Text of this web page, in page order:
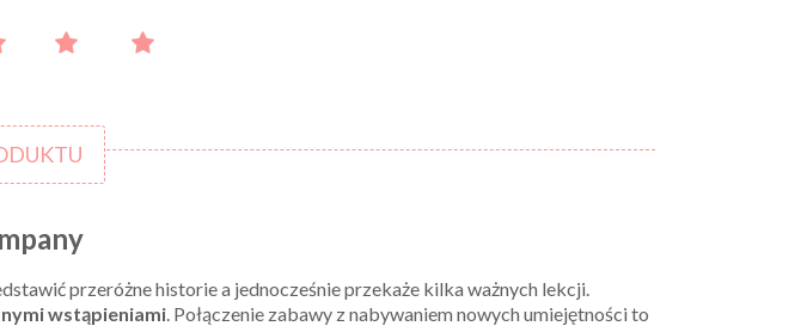
przeróżne historie a jednocześnie przekaże kilka ważnych lekcji.
wstąpieniami. Połączenie zabawy z nabywaniem nowych umiejętności to